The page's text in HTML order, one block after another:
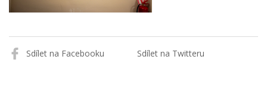
Sdílet na Facebooku Sdílet na Twitteru